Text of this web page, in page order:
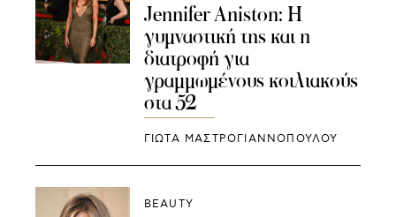
Jennifer Aniston: Η
γυμναστική της και η
διατροφή για
γραμμωμένους κοιλιακούς
στα 52
ΓΙΩΤΑ ΜΑΣΤΡΟΓΙΑΝΝΟΠΟΥΛΟΥ
BEAUTY